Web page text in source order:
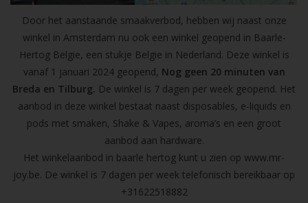
Door het aanstaande smaakverbod, hebben wij naast onze
winkel in Amsterdam nu ook een winkel geopend in Baarle-
Hertog Belgie, een stukje Belgie in Nederland. Deze winkel is
vanaf 1 januari 2024 geopend, Nog geen 20 minuten van
Breda en Tilburg. De winkel is 7 dagen per week geopend. Het
aanbod in deze winkel bestaat naast disposables, e-liquids en
pods met smaken, Shake & Vapes, aroma’s en een groot
aanbod aan hardware.
Het winkelaanbod in baarle hertog kunt u zien op www.mr-
joy.be. De winkel is 7 dagen per week telefonisch bereikbaar op
+31622518882